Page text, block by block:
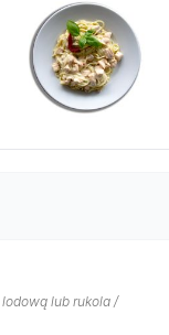
lub rukola /